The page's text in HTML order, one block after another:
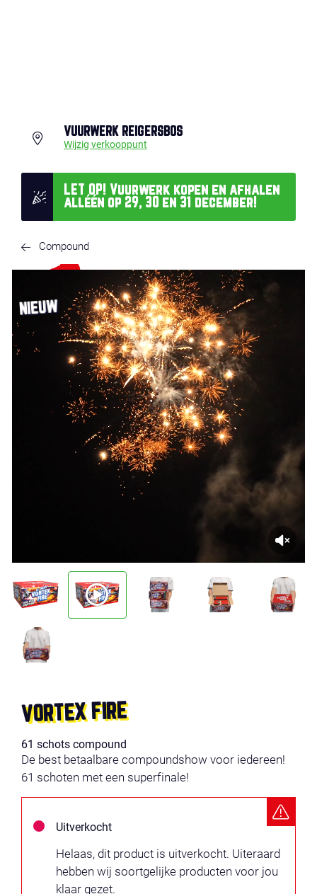
VUURWERK REIGERSBOS
Wijzig verkooppunt
LET OP! Vuurwerk kopen en afhalen
alléén op 29, 30 en 31 december!
Compound
NIEUW
VORTEX FIRE
61 schots compound
De best betaalbare compoundshow voor iedereen!
61 schoten met een superfinale!
Uitverkocht
Helaas, dit product is uitverkocht. Uiteraard
hebben wij soortgelijke producten voor jou
klaar gezet.